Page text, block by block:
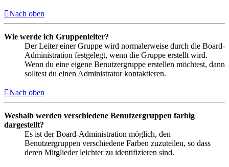
Nach oben
Wie werde ich Gruppenleiter?
Der Leiter einer Gruppe wird normalerweise durch die Board-
Administration festgelegt, wenn die Gruppe erstellt wird.
Wenn du eine eigene Benutzergruppe erstellen möchtest, dann
solltest du einen Administrator kontaktieren.
Nach oben
Weshalb werden verschiedene Benutzergruppen farbig
dargestellt?
Es ist der Board-Administration möglich, den
Benutzergruppen verschiedene Farben zuzuteilen, so dass
deren Mitglieder leichter zu identifizieren sind.